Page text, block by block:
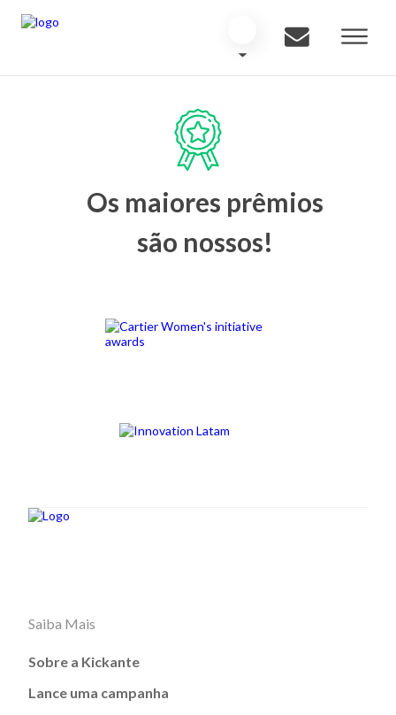
Os maiores prêmios
são nossos!
Saiba Mais
Sobre a Kickante
Lance uma campanha